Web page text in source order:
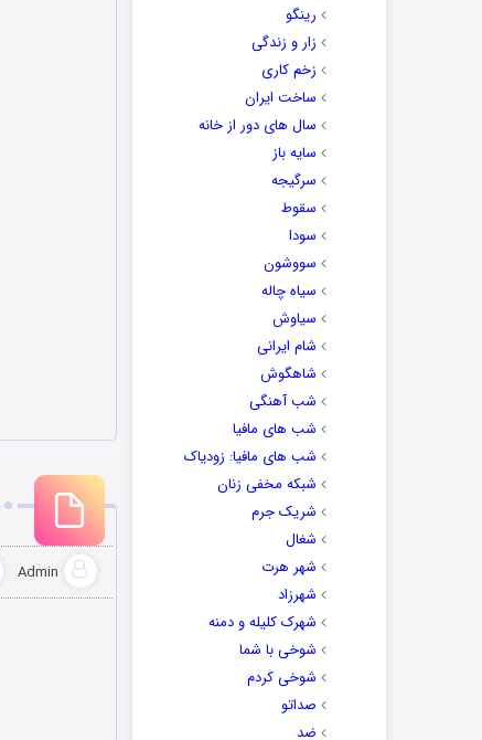
رینگو
زار و زندگی
زخم کاری
ساخت ایران
سال های دور از خانه
سایه باز
سرگیجه
سقوط
سودا
سووشون
سیاه چاله
سیاوش
شام ایرانی
شاهگوش
شب آهنگی
شب های مافیا
شب های مافیا: زودیاک
شبکه مخفی زنان
شریک جرم
شغال
شهر هرت
شهرزاد
شهرک کلیله و دمنه
شوخی با شما
شوخی کردم
صداتو
ضد
Admin